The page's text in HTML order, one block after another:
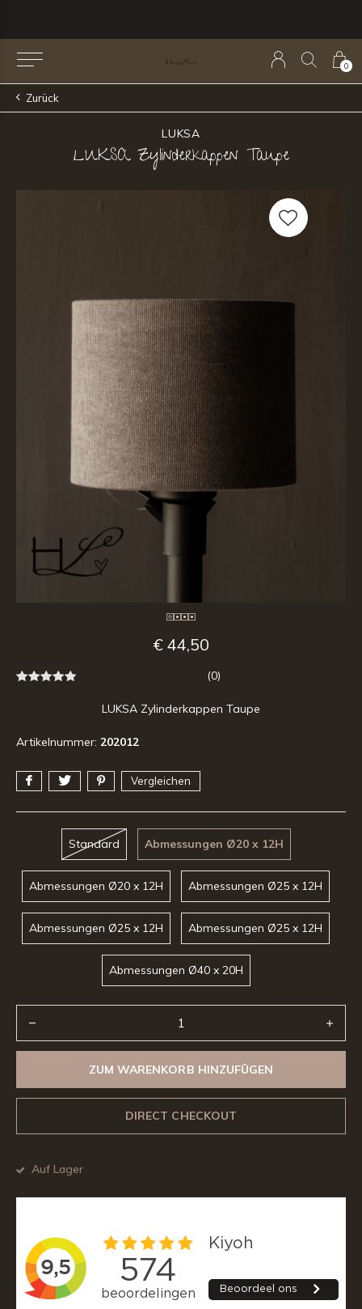
0
Zurück
LUKSA
LUKSA Zylinderkappen Taupe
€ 44,50
(0)
LUKSA Zylinderkappen Taupe
Artikelnummer: 202012
Vergleichen
Standard Abmessungen Ø20 x 12H
Abmessungen Ø20 x 12H Abmessungen Ø25 x 12H
Abmessungen Ø25 x 12H Abmessungen Ø25 x 12H
Abmessungen Ø40 x 20H
ZUM WARENKORB HINZUFÜGEN
DIRECT CHECKOUT
Auf Lager